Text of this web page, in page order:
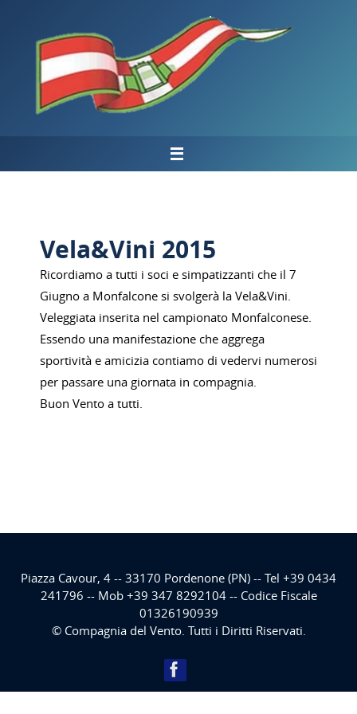
contenuto
Vela&Vini 2015
Ricordiamo a tutti i soci e simpatizzanti che il 7
Giugno a Monfalcone si svolgerà la Vela&Vini.
Veleggiata inserita nel campionato Monfalconese.
Essendo una manifestazione che aggrega
sportività e amicizia contiamo di vedervi numerosi
per passare una giornata in compagnia.
Buon Vento a tutti.
Piazza Cavour, 4 -- 33170 Pordenone (PN) -- Tel +39 0434
241796 -- Mob +39 347 8292104 -- Codice Fiscale
01326190939
© Compagnia del Vento. Tutti i Diritti Riservati.